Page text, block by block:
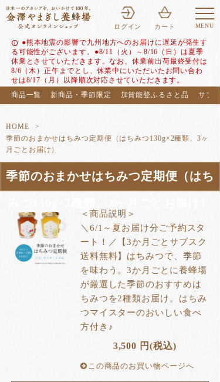
MENU
ログイン カート
info ●熊本地震の影響で九州地方へのお届けに遅延が発生す
る可能性がございます。●8/11（火）～8/16（日）は夏季
休業とさせていただきます。なお、休業前出荷最終受付は
8/6（木）正午までとし、休業中にいただいたお問い合わ
せは8/17（月）以降順次対応させていただきます。
商品一覧
新商品・季節限定 加賀能登ふるさと品 サブ
HOME
季節のおまかせはちみつ定期便（はちみつ130g×2種類、3ヶ
月ごとお届け）
季節のおまかせはちみつ定期便（はち
＜商品説明＞
＼6/1～夏お届け分ご予約スタ
ート！／【3か月ごとサブスク
送料無料】はちみつで、季節
を味わう。3か月ごとに養蜂場
が厳選した季節のおすすめは
ちみつを2種類お届け。はちみ
つマイスターのおいしい食べ
方付き♪
3,500 円(税込)
この商品のお買い物ページへ